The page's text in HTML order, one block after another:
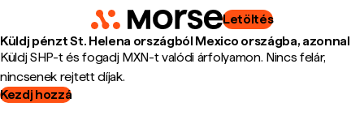
Letöltés
Küldj pénzt St. Helena országból Mexico országba, azonnal
Küldj SHP-t és fogadj MXN-t valódi árfolyamon. Nincs felár,
nincsenek rejtett díjak.
Kezdj hozzá